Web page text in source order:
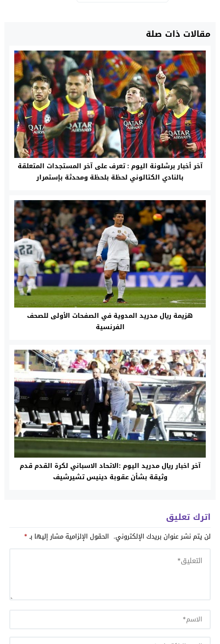
مقالات ذات صلة
آخر أخبار برشلونة اليوم : تعرف على آخر المستجدات المتعلقة
بالنادي الكتالوني لحظة بلحظة ومحدثة بإستمرار
هزيمة ريال مدريد المدوية في الصفحات الأولى للصحف
الفرنسية
آخر اخبار ريال مدريد اليوم :الاتحاد الاسباني لكرة القدم قدم
وثيقة بشأن عقوبة دينيس تشيرشيف
اترك تعليق
لن يتم نشر عنوان بريدك الإلكتروني. الحقول الإلزامية مشار إليها بـ*